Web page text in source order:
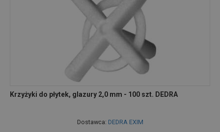
Krzyżyki do płytek, glazury 2,0 mm - 100 szt. DEDRA
Dostawca: DEDRA EXIM